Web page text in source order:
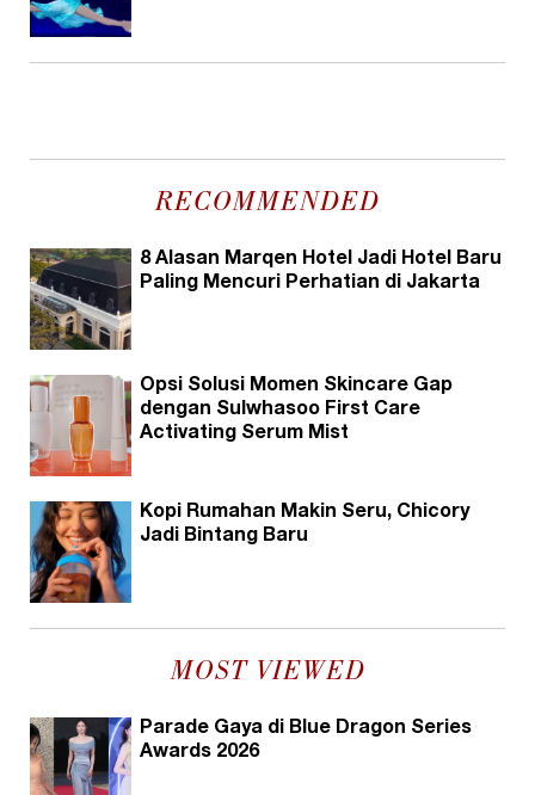
RECOMMENDED
8 Alasan Marqen Hotel Jadi Hotel Baru
Paling Mencuri Perhatian di Jakarta
Opsi Solusi Momen Skincare Gap
dengan Sulwhasoo First Care
Activating Serum Mist
Kopi Rumahan Makin Seru, Chicory
Jadi Bintang Baru
MOST VIEWED
Parade Gaya di Blue Dragon Series
Awards 2026